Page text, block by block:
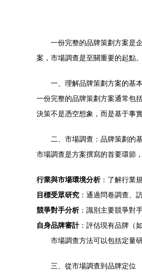
一份完整的品牌策劃方案是
案，市場調查是至關重要的起點
一、理解品牌策劃方案的基
一份完整的品牌策劃方案通常包
決策不是憑空想象，而是基于事實
二、市場調查：品牌策劃的
市場調查是方案撰寫的首要環節
行業與市場環境分析：了解行業
目標受眾研究 ：通過問卷調查、
競爭對手分析：識別主要競爭對
自身品牌審計：評估現有品牌（
市場調查方法可以包括定量
三、從市場調查到品牌定位